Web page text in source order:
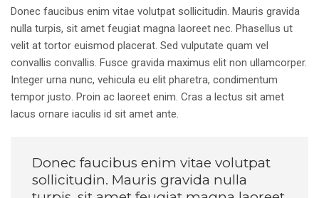
Donec faucibus enim vitae volutpat sollicitudin. Mauris gravida
nulla turpis, sit amet feugiat magna laoreet nec. Phasellus ut
velit at tortor euismod placerat. Sed vulputate quam vel
convallis convallis. Fusce gravida maximus elit non ullamcorper.
Integer urna nunc, vehicula eu elit pharetra, condimentum
tempor justo. Proin ac laoreet enim. Cras a lectus sit amet
lacus ornare iaculis id sit amet ante.
Donec faucibus enim vitae volutpat
sollicitudin. Mauris gravida nulla